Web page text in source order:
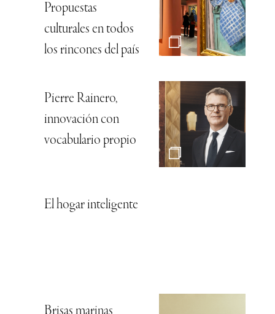
Propuestas
culturales en todos
los rincones del país
Pierre Rainero,
innovación con
vocabulario propio
El hogar inteligente